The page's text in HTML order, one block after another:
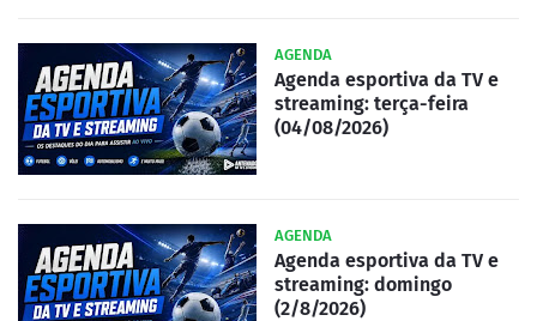
AGENDA
Agenda esportiva da TV e
streaming: terça-feira
(04/08/2026)
AGENDA
Agenda esportiva da TV e
streaming: domingo
(2/8/2026)